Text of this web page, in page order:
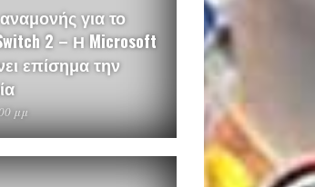
για το
2 – Η Microsoft
επίσημα την
μμ